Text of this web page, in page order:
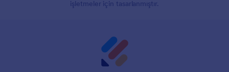
işletmeler için tasarlanmıştır.